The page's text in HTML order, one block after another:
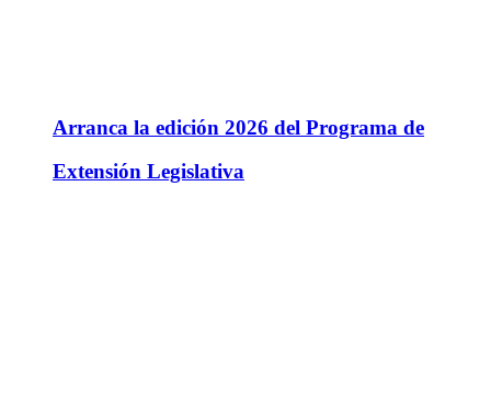
Arranca la edición 2026 del Programa de
Extensión Legislativa